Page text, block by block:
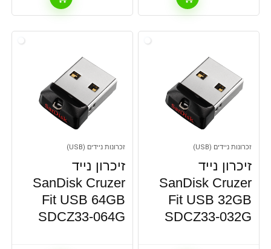
זכרונות ניידים (USB)
זיכרון נייד
SanDisk Cruzer
Fit USB 32GB
SDCZ33-032G
זכרונות ניידים (USB)
זיכרון נייד
SanDisk Cruzer
Fit USB 64GB
SDCZ33-064G